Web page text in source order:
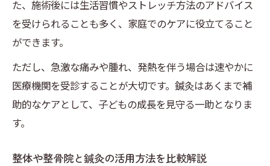
た、施術後には生活習慣やストレッチ方法のアドバイス
を受けられることも多く、家庭でのケアに役立てること
ができます。
ただし、急激な痛みや腫れ、発熱を伴う場合は速やかに
医療機関を受診することが大切です。鍼灸はあくまで補
助的なケアとして、子どもの成長を見守る一助となりま
す。
整体や整骨院と鍼灸の活用方法を比較解説